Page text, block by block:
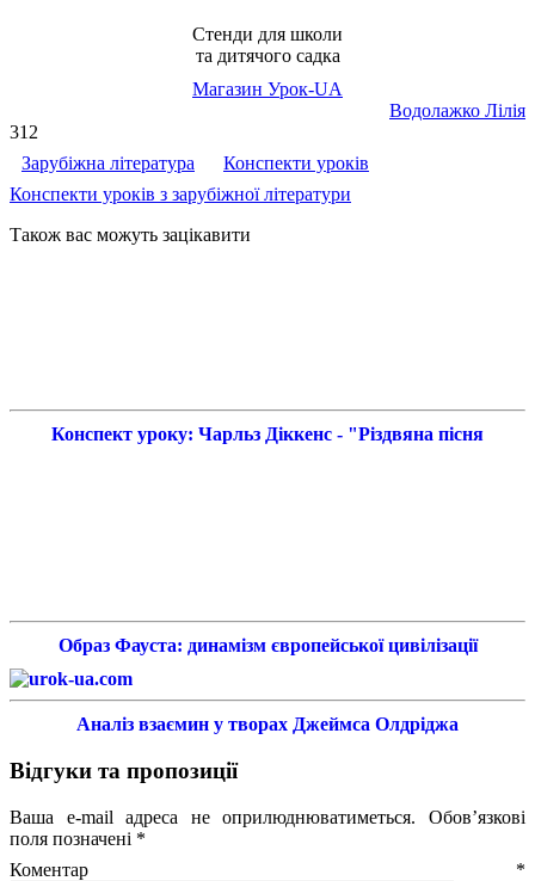
Стенди для школи
та дитячого садка
Магазин Урок-UA
Водолажко Лілія
312
Зарубіжна література
Конспекти уроків
Конспекти уроків з зарубіжної літератури
Також вас можуть зацікавити
Конспект уроку: Чарльз Діккенс - "Різдвяна пісня
Образ Фауста: динамізм європейської цивілізації
Аналіз взаємин у творах Джеймса Олдріджа
Відгуки та пропозиції
Ваша e-mail адреса не оприлюднюватиметься.
Обов’язкові
поля позначені *
Коментар *